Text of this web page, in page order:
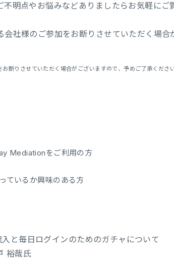
明点やお悩みなどありましたらお気軽にご
社様のご参加をお断りさせていただく場合
断りさせていただく場合がございますので、予めご了承ください
Mediationをご利用の方
ているか興味のある方
と毎日ログインのためのガチャについて
哉氏